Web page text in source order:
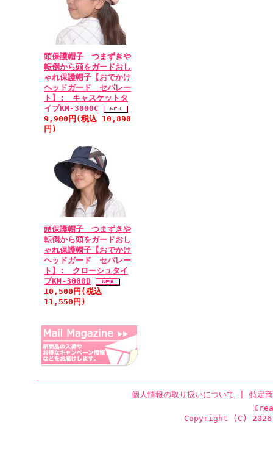
頭保護帽子 つまずきや
転倒から頭をガードおし
ゃれ保護帽子【おでかけ
ヘッドガード セパレー
ト】: キャスケットタ
イプKM-3000C
9,900円(税込 10,890
円)
頭保護帽子 つまずきや
転倒から頭をガードおし
ゃれ保護帽子【おでかけ
ヘッドガード セパレー
ト】: クローシュタイ
プKM-3000D
10,500円(税込
11,550円)
個人情報の取り扱いについて
特定
Copyright (C)